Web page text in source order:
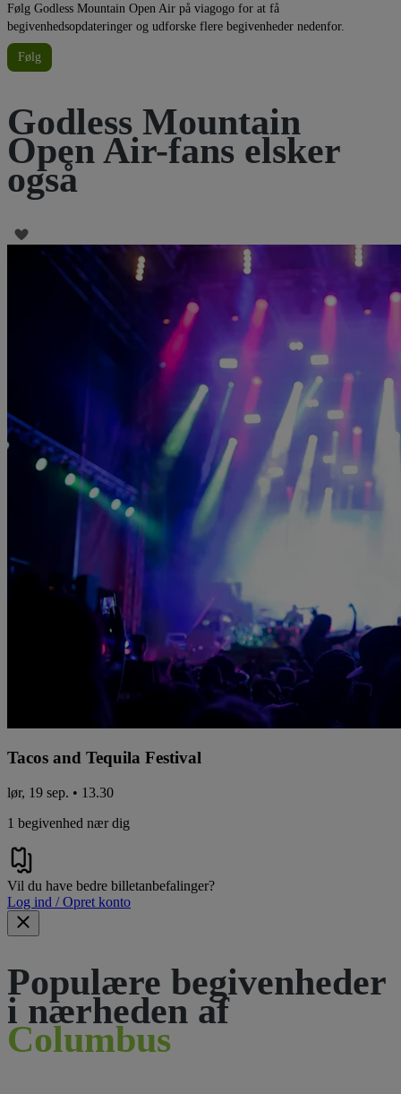
Følg Godless Mountain Open Air på viagogo for at få
begivenhedsopdateringer og udforske flere begivenheder nedenfor.
Følg
Godless Mountain
Open Air-fans elsker
også
Tacos and Tequila Festival
lør, 19 sep. • 13.30
1 begivenhed nær dig
Vil du have bedre billetanbefalinger?
Log ind / Opret konto
Populære begivenheder
i nærheden af
Columbus